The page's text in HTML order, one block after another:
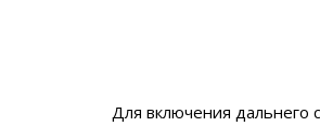
Для включения дальнего